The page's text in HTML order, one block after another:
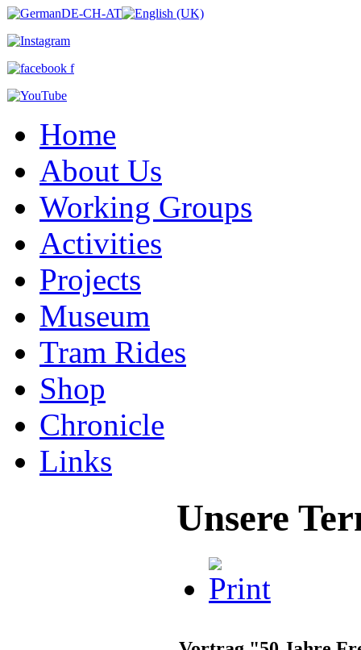
Home
About Us
Working Groups
Activities
Projects
Museum
Tram Rides
Shop
Chronicle
Links
Unsere